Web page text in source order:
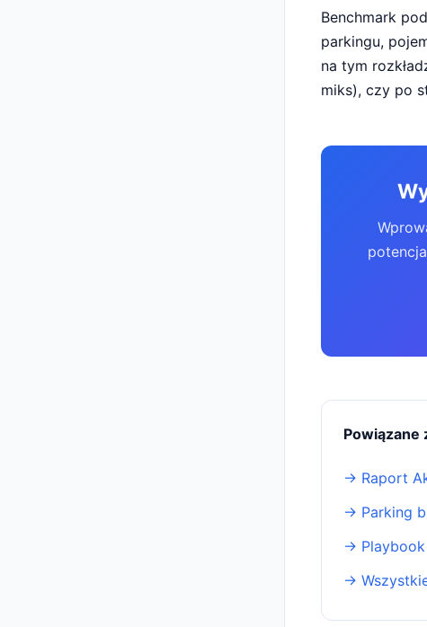
Benchmark
parkingu,
na tym
miks), czy po
Powiązane
→ Raport
→ Parking
→
→